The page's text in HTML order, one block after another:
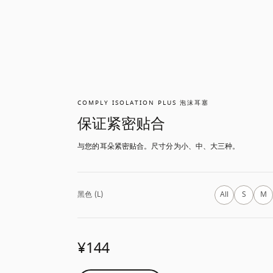
COMPLY ISOLATION PLUS 泡沫耳塞
保证紧密贴合
与您的耳朵紧密贴合。尺寸分为小、中、大三种。
黑色 (L) All S M
¥144